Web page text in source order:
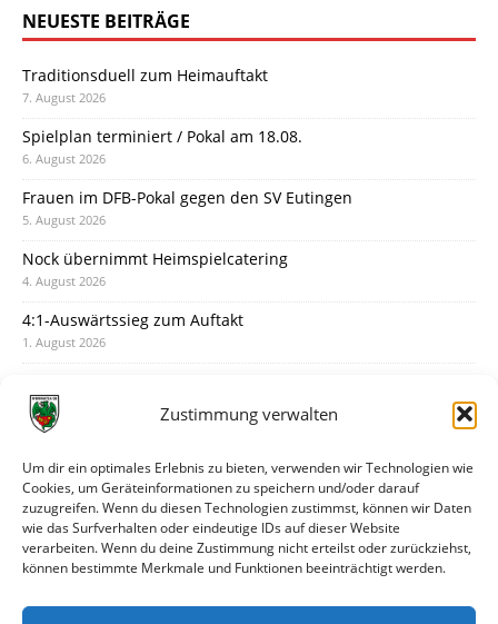
Zustimmung verwalten
Um dir ein optimales Erlebnis zu bieten, verwenden wir Technologien wie
Cookies, um Geräteinformationen zu speichern und/oder darauf
zuzugreifen. Wenn du diesen Technologien zustimmst, können wir Daten
wie das Surfverhalten oder eindeutige IDs auf dieser Website
verarbeiten. Wenn du deine Zustimmung nicht erteilst oder zurückziehst,
können bestimmte Merkmale und Funktionen beeinträchtigt werden.
NEUESTE BEITRÄGE
Traditionsduell zum Heimauftakt
7. August 2026
Spielplan terminiert / Pokal am 18.08.
6. August 2026
Frauen im DFB-Pokal gegen den SV Eutingen
5. August 2026
Nock übernimmt Heimspielcatering
4. August 2026
4:1-Auswärtssieg zum Auftakt
1. August 2026
31. Juli 2026
30. Juli 2026
Deine Spielminute: 89+1
28. Juli 2026
Neuer Rückensponsor